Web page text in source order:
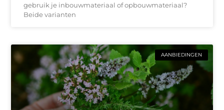
gebruik je inbouwmateriaal of opbouwmateriaal?
Beide varianten
AANBIEDINGEN